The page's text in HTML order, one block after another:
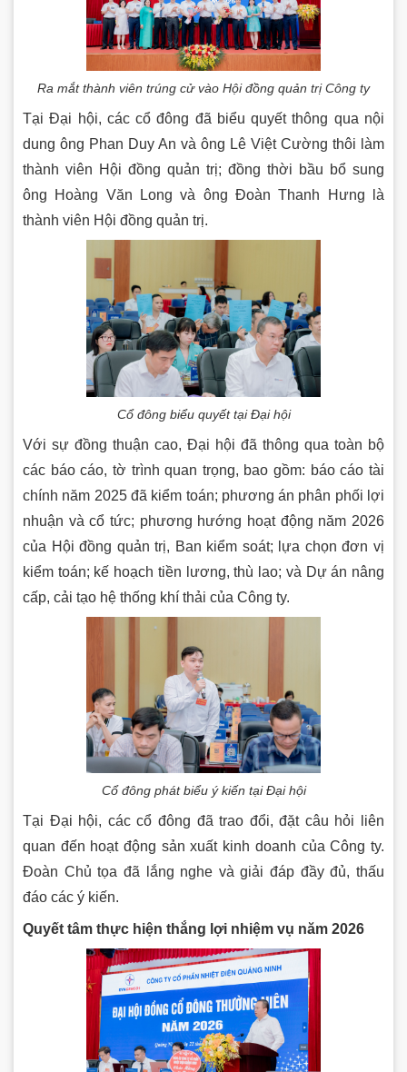
Ra mắt thành viên trúng cử vào Hội đồng quản trị Công ty
Tại Đại hội, các cổ đông đã biểu quyết thông qua nội
dung ông Phan Duy An và ông Lê Việt Cường thôi làm
thành viên Hội đồng quản trị; đồng thời bầu bổ sung
ông Hoàng Văn Long và ông Đoàn Thanh Hưng là
thành viên Hội đồng quản trị.
Cổ đông biểu quyết tại Đại hội
Với sự đồng thuận cao, Đại hội đã thông qua toàn bộ
các báo cáo, tờ trình quan trọng, bao gồm: báo cáo tài
chính năm 2025 đã kiểm toán; phương án phân phối lợi
nhuận và cổ tức; phương hướng hoạt động năm 2026
của Hội đồng quản trị, Ban kiểm soát; lựa chọn đơn vị
kiểm toán; kế hoạch tiền lương, thù lao; và Dự án nâng
cấp, cải tạo hệ thống khí thải của Công ty.
Cổ đông phát biểu ý kiến tại Đại hội
Tại Đại hội, các cổ đông đã trao đổi, đặt câu hỏi liên
quan đến hoạt động sản xuất kinh doanh của Công ty.
Đoàn Chủ tọa đã lắng nghe và giải đáp đầy đủ, thấu
đáo các ý kiến.
Quyết tâm thực hiện thắng lợi nhiệm vụ năm 2026